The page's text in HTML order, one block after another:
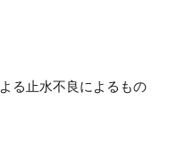
る止水不良によるもの